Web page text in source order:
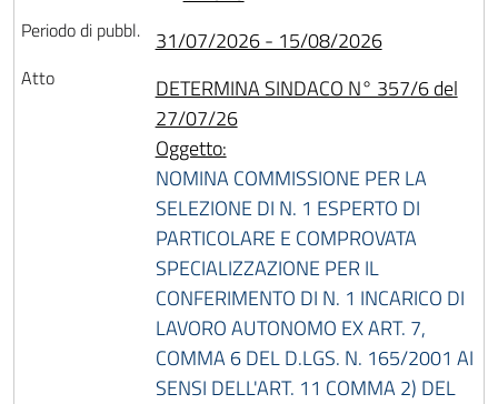
31/07/2026 - 15/08/2026
DETERMINA SINDACO N° 357/6 del
27/07/26
Oggetto:
NOMINA COMMISSIONE PER LA
SELEZIONE DI N. 1 ESPERTO DI
PARTICOLARE E COMPROVATA
SPECIALIZZAZIONE PER IL
CONFERIMENTO DI N. 1 INCARICO DI
LAVORO AUTONOMO EX ART. 7,
COMMA 6 DEL D.LGS. N. 165/2001 AI
SENSI DELL'ART. 11 COMMA 2) DEL